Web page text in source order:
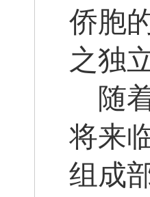
侨胞
之独
随
将来
组成